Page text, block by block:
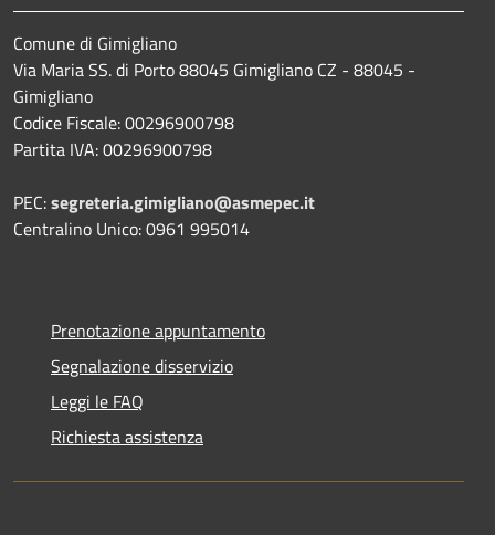
Comune di Gimigliano
Via Maria SS. di Porto 88045 Gimigliano CZ - 88045 -
Gimigliano
Codice Fiscale: 00296900798
Partita IVA: 00296900798
PEC:segreteria.gimigliano@asmepec.it
Centralino Unico: 0961 995014
Prenotazione appuntamento
Segnalazione disservizio
Leggi le FAQ
Richiesta assistenza